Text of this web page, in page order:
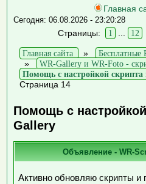
Главная
Сегодня: 06.08.2026 - 23:20:28
Страницы: 1 12
Главная сайта »
Бесплатные
»
WR-Gallery и WR-Foto -
Помощь с настройкой скрипта
Страница 14
Помощь с
Gallery
Объявление - WR-
Активно обновляю скрипты и